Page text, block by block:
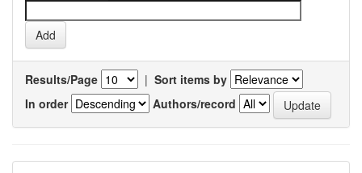
Results/Page | Sort items by
In order
Authors/record